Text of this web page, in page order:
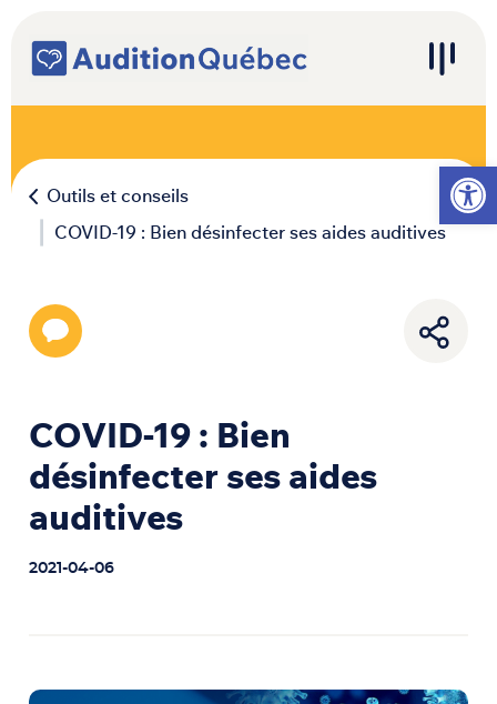
Ouvrir
Navigation principale
Outils et conseils
COVID-19 : Bien désinfecter ses aides auditives
COVID-19 : Bien
désinfecter ses aides
auditives
2021-04-06